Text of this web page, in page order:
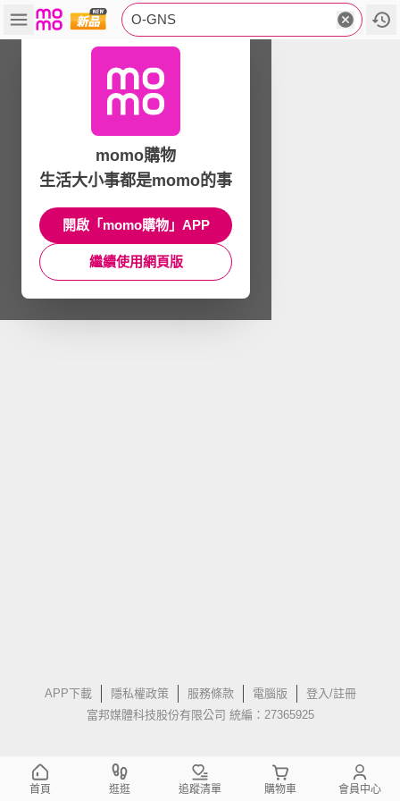
O-GNS
APP下載 隱私權政策 服務條款 電腦版
登入/註冊
富邦媒體科技股份有限公司 統編：27365925
momo購物
生活大小事都是momo的事
開啟「momo購物」APP
繼續使用網頁版
首頁 逛逛 追蹤清單 購物車 會員中心